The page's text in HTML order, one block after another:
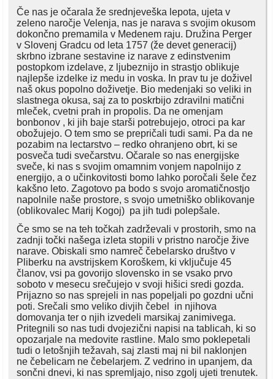
Če nas je očarala že srednjeveška lepota, ujeta v
zeleno naročje Velenja, nas je narava s svojim okusom
dokončno premamila v Medenem raju. Družina Perger
v Slovenj Gradcu od leta 1757 (že devet generacij)
skrbno izbrane sestavine iz narave z edinstvenim
postopkom izdelave, z ljubeznijo in strastjo oblikuje
najlepše izdelke iz medu in voska. In prav tu je doživel
naš okus popolno doživetje. Bio medenjaki so veliki in
slastnega okusa, saj za to poskrbijo zdravilni matični
mleček, cvetni prah in propolis. Da ne omenjam
bonbonov , ki jih baje starši potrebujejo, otroci pa kar
obožujejo. O tem smo se prepričali tudi sami. Pa da ne
pozabim na lectarstvo – redko ohranjeno obrt, ki se
posveča tudi svečarstvu. Očarale so nas energijske
sveče, ki nas s svojim omamnim vonjem napolnijo z
energijo, a o učinkovitosti bomo lahko poročali šele čez
kakšno leto. Zagotovo pa bodo s svojo aromatičnostjo
napolnile naše prostore, s svojo umetniško oblikovanje
(oblikovalec Marij Kogoj) pa jih tudi polepšale.
Če smo se na teh točkah zadrževali v prostorih, smo na
zadnji točki našega izleta stopili v pristno naročje žive
narave. Obiskali smo namreč čebelarsko društvo v
Pliberku na avstrijskem Koroškem, ki vključuje 45
članov, vsi pa govorijo slovensko in se vsako prvo
soboto v mesecu srečujejo v svoji hišici sredi gozda.
Prijazno so nas sprejeli in nas popeljali po gozdni učni
poti. Srečali smo veliko divjih čebel in njihova
domovanja ter o njih izvedeli marsikaj zanimivega.
Pritegnili so nas tudi dvojezični napisi na tablicah, ki so
opozarjale na medovite rastline. Malo smo poklepetali
tudi o letošnjih težavah, saj zlasti maj ni bil naklonjen
ne čebelicam ne čebelarjem. Z vedrino in upanjem, da
sončni dnevi, ki nas spremljajo, niso zgolj ujeti trenutek.